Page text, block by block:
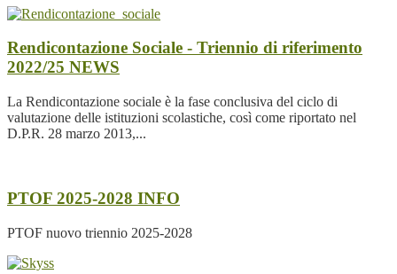
Rendicontazione Sociale - Triennio di riferimento
2022/25 NEWS
La Rendicontazione sociale è la fase conclusiva del ciclo di
valutazione delle istituzioni scolastiche, così come riportato nel
D.P.R. 28 marzo 2013,...
PTOF 2025-2028 INFO
PTOF nuovo triennio 2025-2028